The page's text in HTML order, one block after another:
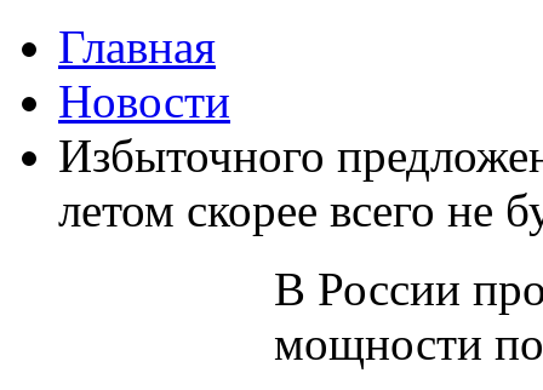
Главная
Новости
Избыточного
летом скорее всего не
В России
мощности по